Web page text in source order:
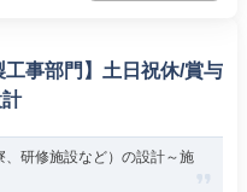
事部門】土日祝休/賞与
研修施設など）の設計～施